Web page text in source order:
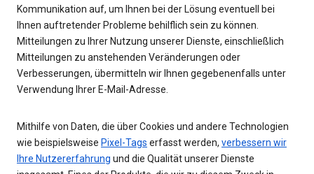
Kommunikation auf, um Ihnen bei der Lösung eventuell bei
Ihnen auftretender Probleme behilflich sein zu können.
Mitteilungen zu Ihrer Nutzung unserer Dienste, einschließlich
Mitteilungen zu anstehenden Veränderungen oder
Verbesserungen, übermitteln wir Ihnen gegebenenfalls unter
Verwendung Ihrer E-Mail-Adresse.
Mithilfe von Daten, die über Cookies und andere Technologien
wie beispielsweise Pixel-Tags erfasst werden, verbessern wir
Ihre Nutzererfahrung und die Qualität unserer Dienste